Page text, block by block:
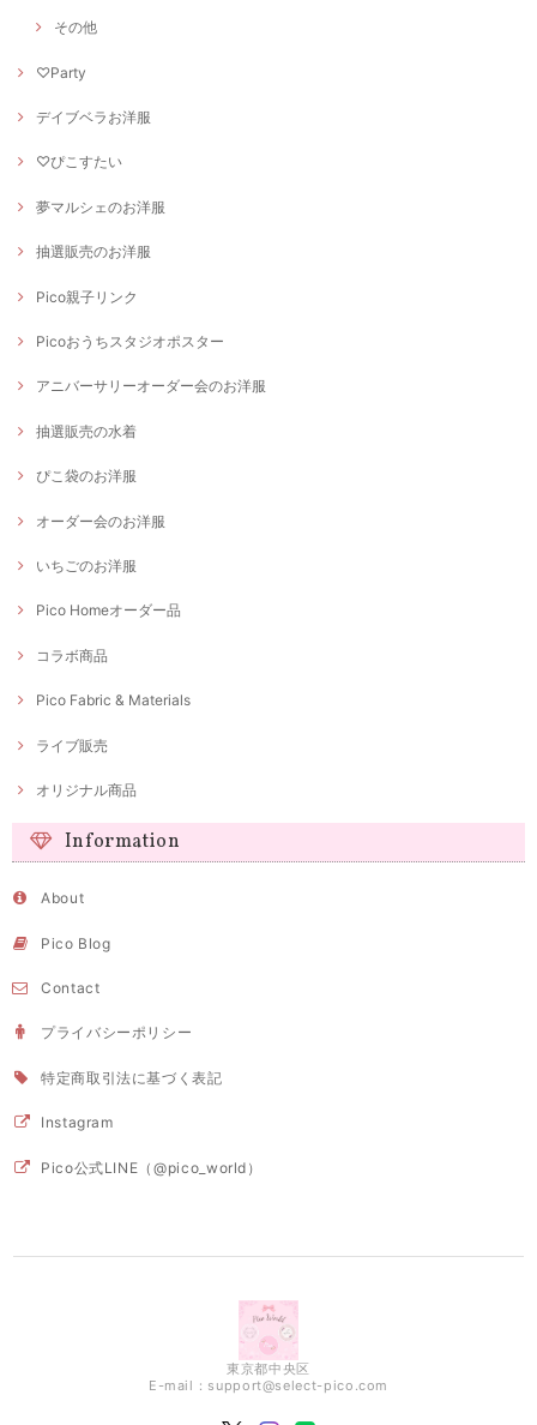
その他
♡Party
デイブベラお洋服
♡ぴこすたい
夢マルシェのお洋服
抽選販売のお洋服
Pico親子リンク
Picoおうちスタジオポスター
アニバーサリーオーダー会のお洋服
抽選販売の水着
ぴこ袋のお洋服
オーダー会のお洋服
いちごのお洋服
Pico Homeオーダー品
コラボ商品
Pico Fabric & Materials
ライブ販売
オリジナル商品
Information
About
Pico Blog
Contact
プライバシーポリシー
特定商取引法に基づく表記
Instagram
Pico公式LINE（@pico_world）
東京都中央区
E-mail： support@select-pico.com